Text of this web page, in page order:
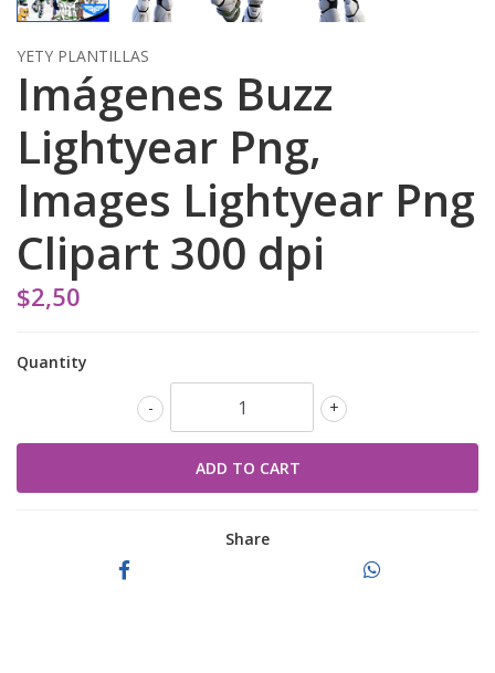
YETY PLANTILLAS
Imágenes Buzz
Lightyear Png,
Images Lightyear Png
Clipart 300 dpi
$2,50
Quantity
+
-
Share